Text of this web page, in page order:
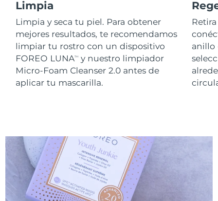
Limpia
Limpia y seca tu piel. Para obtener
mejores resultados, te recomendamos
limpiar tu rostro con un dispositivo
FOREO LUNATM
y nuestro limpiador
Micro-Foam Cleanser 2.0 antes de
aplicar tu mascarilla.
anillo